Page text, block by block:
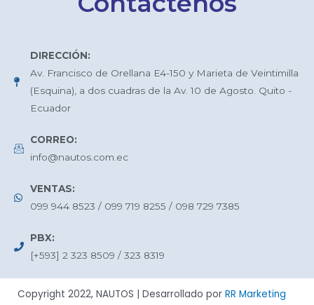
DIRECCIÓN:
Av. Francisco de Orellana E4-150 y Marieta de Veintimilla
(Esquina), a dos cuadras de la Av. 10 de Agosto. Quito -
Ecuador
CORREO:
info@nautos.com.ec
VENTAS:
099 944 8523 / 099 719 8255 / 098 729 7385
PBX:
[+593] 2 323 8509 / 323 8319
Copyright 2022, NAUTOS | Desarrollado por RR Marketing